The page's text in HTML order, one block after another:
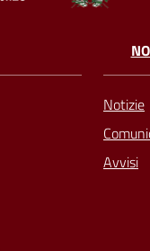
Notizie
Avvisi